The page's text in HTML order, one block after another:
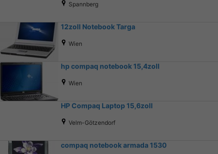
Spannberg
12zoll Notebook Targa
Wien
hp compaq notebook 15,4zoll
Wien
HP Compaq Laptop 15,6zoll
Velm-Götzendorf
compaq notebook armada 1530